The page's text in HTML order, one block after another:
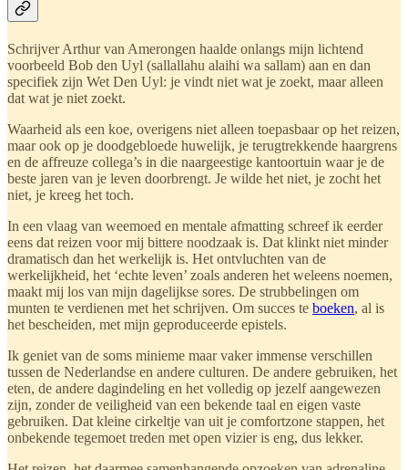
Schrijver Arthur van Amerongen haalde onlangs mijn lichtend
voorbeeld Bob den Uyl (sallallahu alaihi wa sallam) aan en dan
specifiek zijn Wet Den Uyl: je vindt niet wat je zoekt, maar alleen
dat wat je niet zoekt.
Waarheid als een koe, overigens niet alleen toepasbaar op het reizen,
maar ook op je doodgebloede huwelijk, je terugtrekkende haargrens
en de affreuze collega’s in die naargeestige kantoortuin waar je de
beste jaren van je leven doorbrengt. Je wilde het niet, je zocht het
niet, je kreeg het toch.
In een vlaag van weemoed en mentale afmatting schreef ik eerder
eens dat reizen voor mij bittere noodzaak is. Dat klinkt niet minder
dramatisch dan het werkelijk is. Het ontvluchten van de
werkelijkheid, het ‘echte leven’ zoals anderen het weleens noemen,
maakt mij los van mijn dagelijkse sores. De strubbelingen om
munten te verdienen met het schrijven. Om succes te boeken, al is
het bescheiden, met mijn geproduceerde epistels.
Ik geniet van de soms minieme maar vaker immense verschillen
tussen de Nederlandse en andere culturen. De andere gebruiken, het
eten, de andere dagindeling en het volledig op jezelf aangewezen
zijn, zonder de veiligheid van een bekende taal en eigen vaste
gebruiken. Dat kleine cirkeltje van uit je comfortzone stappen, het
onbekende tegemoet treden met open vizier is eng, dus lekker.